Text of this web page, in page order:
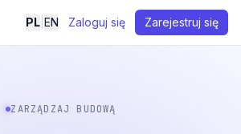
PL EN Zaloguj się Zarejestruj się
ZARZĄDZAJ BUDOWĄ